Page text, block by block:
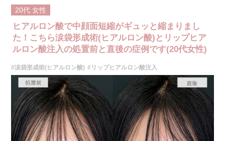
ルムを整える施術です。上唇と下唇のバランスを調整したり、口角の印象
を改善したりすることも可能で、ナチュラルな仕上がりを重視しながらデ
ザインしていきます。
施術時間：注入箇所数により異なりますが、10分程度です。
リスク、副作用：施術後に腫れ、赤み、内出血、痛み、突っ張り感などが
生じることがありますが、通常は一時的なもので数日〜1週間程度で軽快し
ていきます。まれに、ヒアルロン酸に対するアレルギー反応や、細菌感
2週間は、注入部位を強く押したりマッサージしたりすることはお控えくだ
さい。
費用：
レスチレン 46,100円〜76,800円(税込)
レスチレンリフト※横浜院限定 59,300円～98,800円(税込)
ジュビダームビスタボルベラXC 79,100円〜131,800円(税込)
グロス注射 21,800円(税込)
オプション：表面麻酔 3,300円(税込) 笑気麻酔 3,300円(税込)
20代 女性
ヒアルロン酸で中顔面短縮がギュッと縮まりまし
た！こちら涙袋形成術(ヒアルロン酸)とリップヒア
ルロン酸注入の処置前と直後の症例です(20代女性)
#涙袋形成術(ヒアルロン酸) #リップヒアルロン酸注入